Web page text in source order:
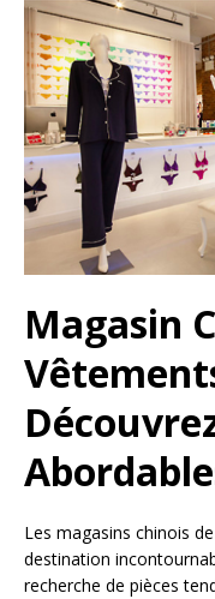
Magasin
Les magasins chinois
destination
recherche de pièces